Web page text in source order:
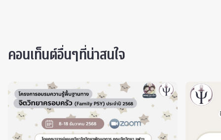
คอนเท็นต์อื่นๆที่น่าสนใจ